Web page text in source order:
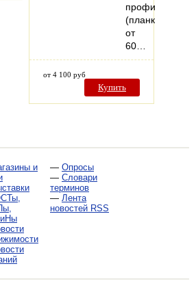
профилем
(планкен)
от
60…
от 4 100 руб
Купить
и
— Опросы
— Словари
терминов
— Лента
новостей RSS